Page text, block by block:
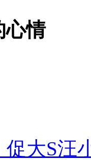
深夜将其击毙
心情
促大S汪